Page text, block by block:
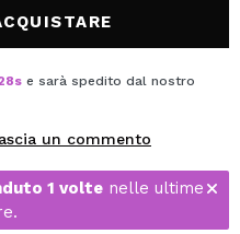
s e sarà spedito dal nostro
un commento
1 volte nelle ultime